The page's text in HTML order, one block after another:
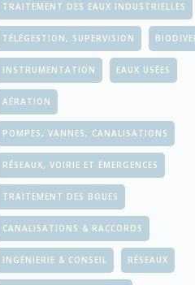
TRAITEMENT DES EAUX INDUSTRIELLES
TÉLÉGESTION, SUPERVISION
INSTRUMENTATION EAUX USÉES
AÉRATION
POMPES, VANNES, CANALISATIONS
RÉSEAUX, VOIRIE ET ÉMERGENCES
TRAITEMENT DES BOUES
CANALISATIONS & RACCORDS
INGÉNIERIE & CONSEIL RÉSEAUX